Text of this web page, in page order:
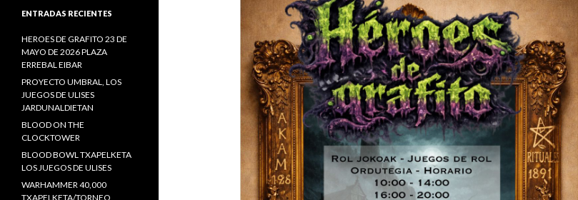
ENTRADAS RECIENTES
HEROES DE GRAFITO 23 DE
MAYO DE 2026 PLAZA
ERREBAL EIBAR
PROYECTO UMBRAL, LOS
JUEGOS DE ULISES
JARDUNALDIETAN
BLOOD ON THE
CLOCKTOWER
BLOOD BOWL TXAPELKETA
LOS JUEGOS DE ULISES
WARHAMMER 40,000
TXAPELKETA/TORNEO